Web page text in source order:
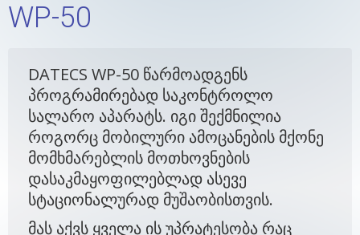
WP-50
DATECS WP-50 წარმოადგენს
პროგრამირებად საკონტროლო
სალარო აპარატს. იგი შექმნილია
როგორც მობილური ამოცანების მქონე
მომხმარებლის მოთხოვნების
დასაკმაყოფილებლად ასევე
სტაციონალურად მუშაობისთვის.
მას აქვს ყველა ის უპრატესობა რაც